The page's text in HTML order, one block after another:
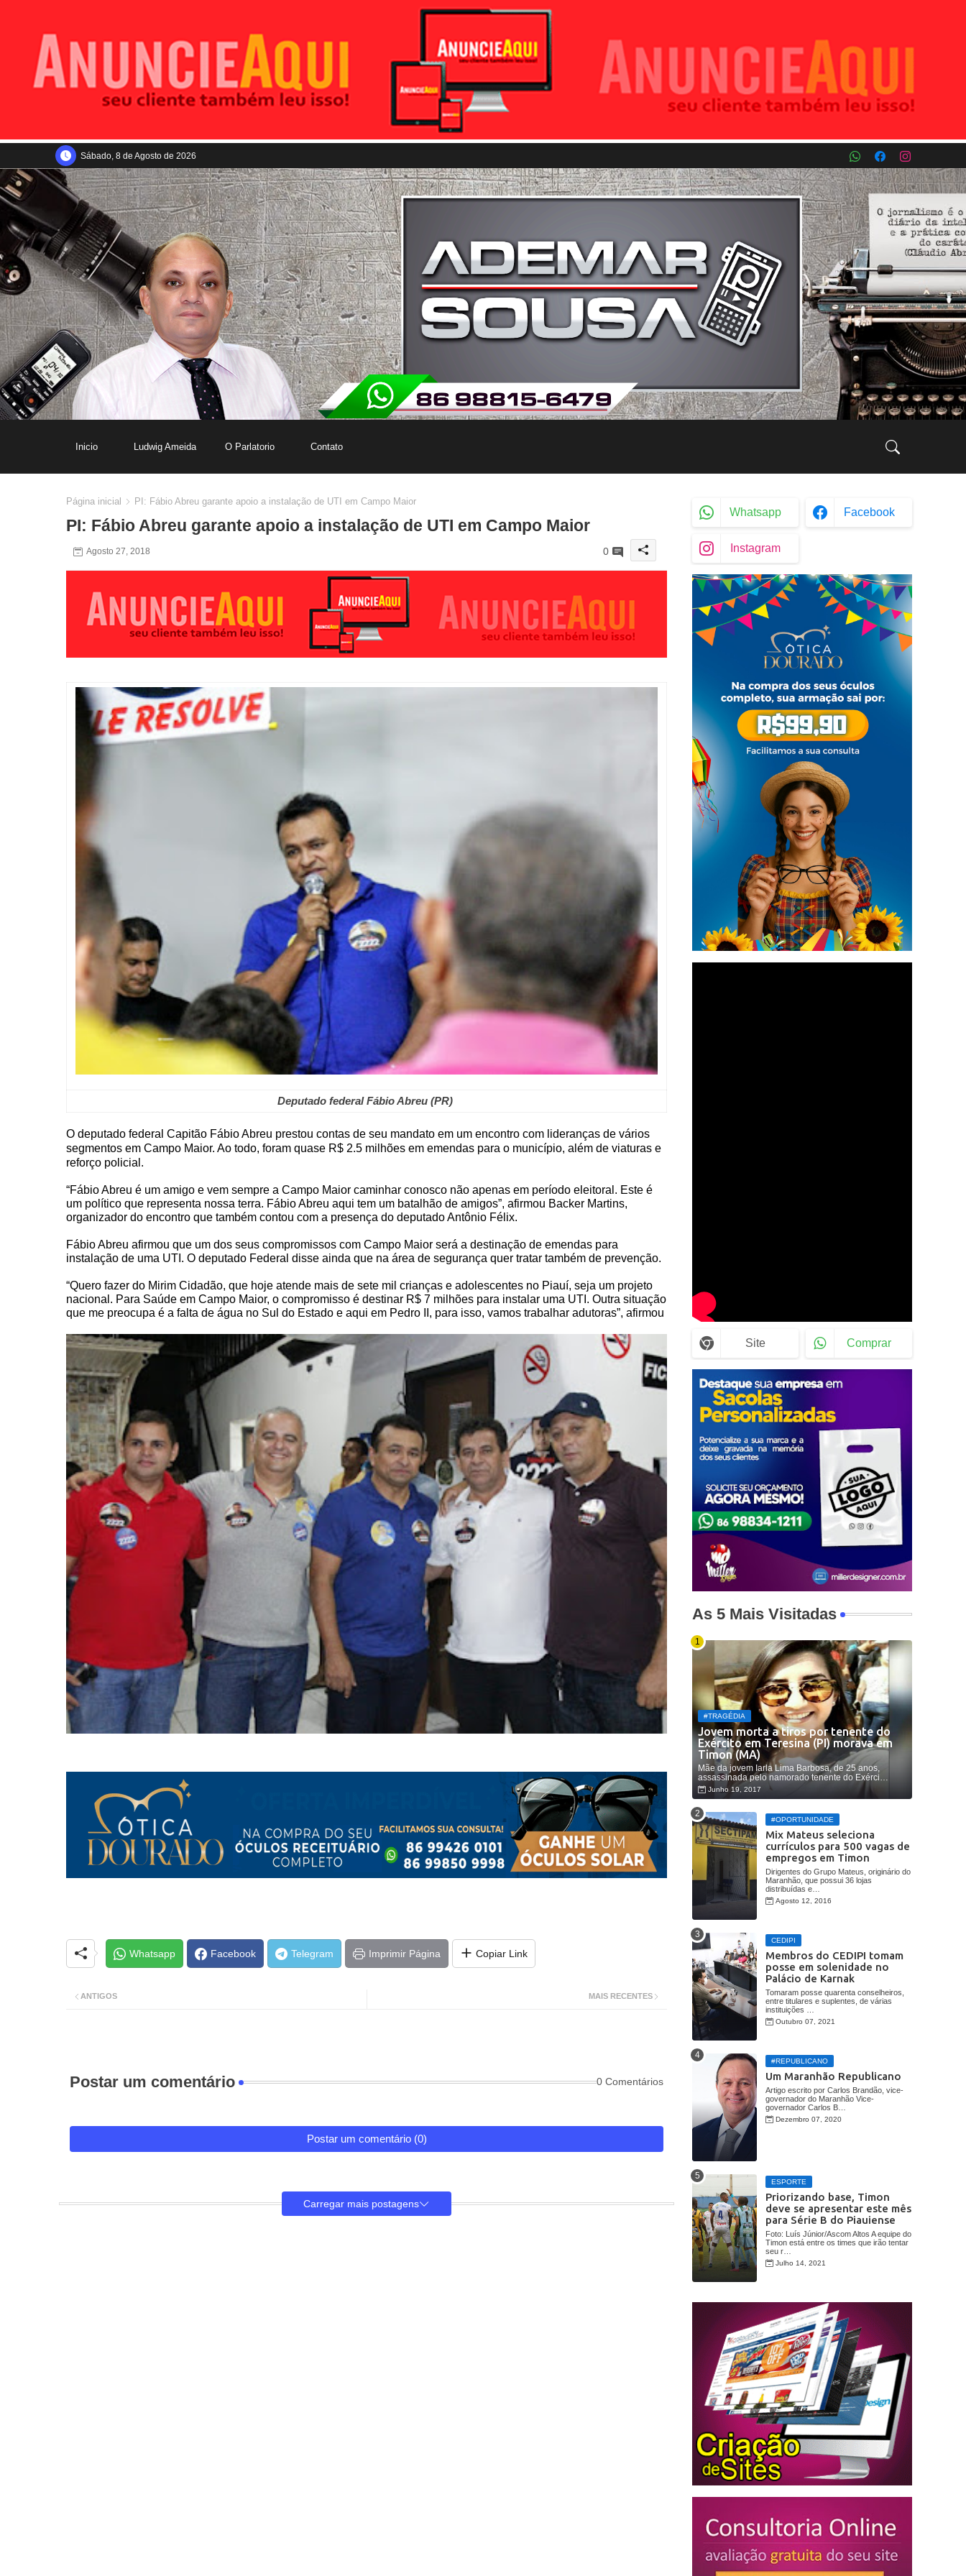
Pular para o conteúdo principal
Sábado, 8 de Agosto de 2026
Inicio Ludwig Ameida O Parlatorio Contato
Página inicial PI: Fábio Abreu garante apoio a instalação de UTI em Campo Maior
PI: Fábio Abreu garante apoio a instalação de UTI em Campo Maior
Agosto 27, 2018 0
Deputado federal Fábio Abreu (PR)
O deputado federal Capitão Fábio Abreu prestou contas de seu mandato em um encontro com lideranças de vários
segmentos em Campo Maior. Ao todo, foram quase R$ 2.5 milhões em emendas para o município, além de viaturas e
reforço policial.
“Fábio Abreu é um amigo e vem sempre a Campo Maior caminhar conosco não apenas em período eleitoral. Este é
um político que representa nossa terra. Fábio Abreu aqui tem um batalhão de amigos”, afirmou Backer Martins,
organizador do encontro que também contou com a presença do deputado Antônio Félix.
Fábio Abreu afirmou que um dos seus compromissos com Campo Maior será a destinação de emendas para
instalação de uma UTI. O deputado Federal disse ainda que na área de segurança quer tratar também de prevenção.
“Quero fazer do Mirim Cidadão, que hoje atende mais de sete mil crianças e adolescentes no Piauí, seja um projeto
nacional. Para Saúde em Campo Maior, o compromisso é destinar R$ 7 milhões para instalar uma UTI. Outra situação
que me preocupa é a falta de água no Sul do Estado e aqui em Pedro II, para isso, vamos trabalhar adutoras”, afirmou
Whatsapp Facebook Telegram Imprimir Página Copiar Link
MAIS RECENTES
ANTIGOS
Postar um comentário 0 Comentários
Postar um comentário (0)
Carregar mais postagens
Whatsapp Facebook
Instagram
Site Comprar
As 5 Mais Visitadas
#TRAGÉDIA
Jovem morta a tiros por tenente do
Exército em Teresina (PI) morava em
Timon (MA)
Mãe da jovem Iarla Lima Barbosa, de 25 anos,
assassinada pelo namorado tenente do Exérci…
Junho 19, 2017
#OPORTUNIDADE
Mix Mateus seleciona
currículos para 500 vagas de
empregos em Timon
Dirigentes do Grupo Mateus, originário do
Maranhão, que possui 36 lojas
distribuídas e…
Agosto 12, 2016
CEDIPI
Membros do CEDIPI tomam
posse em solenidade no
Palácio de Karnak
Tomaram posse quarenta conselheiros,
entre titulares e suplentes, de várias
instituições …
Outubro 07, 2021
#REPUBLICANO
Um Maranhão Republicano
Artigo escrito por Carlos Brandão, vice-
governador do Maranhão Vice-
governador Carlos B…
Dezembro 07, 2020
ESPORTE
Priorizando base, Timon
deve se apresentar este mês
para Série B do Piauiense
Foto: Luís Júnior/Ascom Altos A equipe do
Timon está entre os times que irão tentar
seu r…
Julho 14, 2021